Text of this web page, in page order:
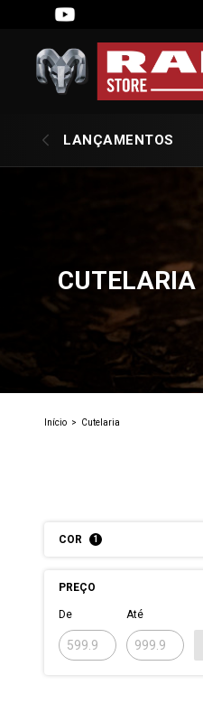
LANÇAMENTOS
CUTELARIA
Início > Cutelaria
COR 1
PREÇO
De Até